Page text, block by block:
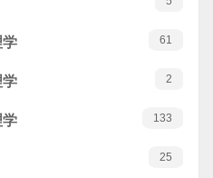
学 61
学 2
学 133
25